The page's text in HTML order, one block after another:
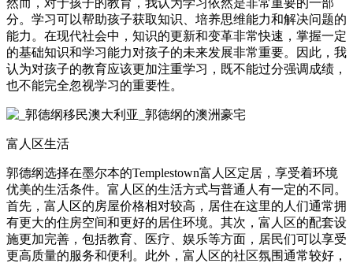
分。学习可以帮助孩子获取知识、培养思维能力和解决问题的
能力。在现代社会中，知识的更新和变革非常快速，掌握一定
的基础知识和学习能力对孩子的未来发展非常重要。因此，我
认为对孩子的教育应该更加注重学习，既不能过分强调成绩，
也不能完全忽视学习的重要性。
富人区生活
郭德纲选择在墨尔本的Templestown富人区定居，享受着环境
优美的生活条件。富人区的生活方式与普通人有一定的不同。
首先，富人区的房屋价格相对较高，居住在这里的人们通常拥
有更大的住房空间和更好的居住环境。其次，富人区的配套设
施更加完善，包括教育、医疗、娱乐等方面，居民们可以享受
更高质量的服务和便利。此外，富人区的社区氛围通常较好，